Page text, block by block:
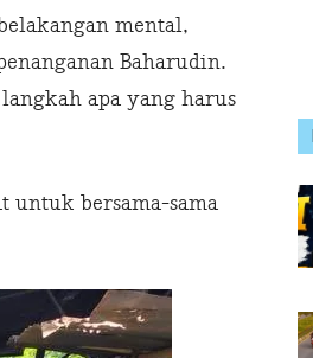
mental,
Baharudin.
apa yang harus
untuk bersama-sama